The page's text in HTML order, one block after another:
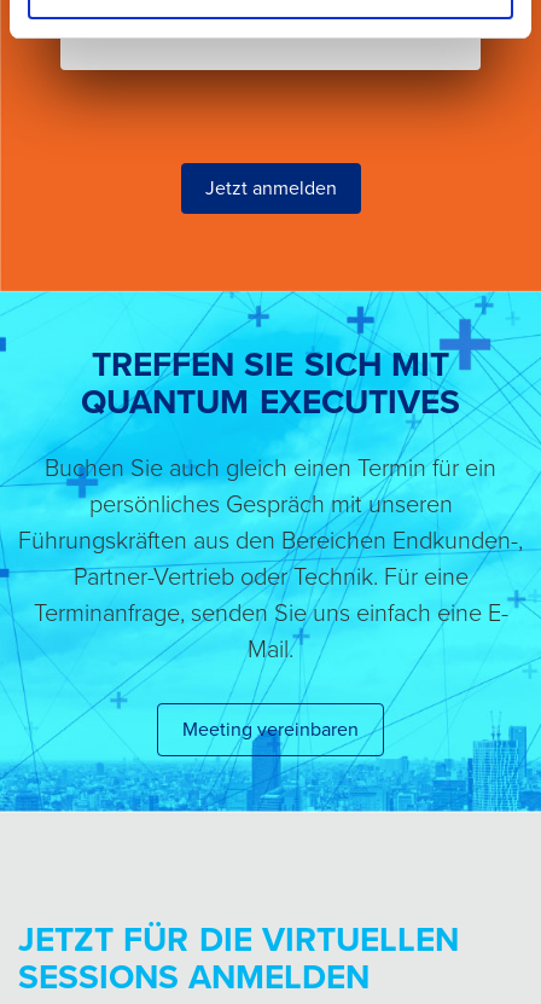
können.
Jetzt anmelden
TREFFEN SIE SICH MIT
QUANTUM EXECUTIVES
Buchen Sie auch gleich einen Termin für ein
persönliches Gespräch mit unseren
Führungskräften aus den Bereichen Endkunden-,
Partner-Vertrieb oder Technik. Für eine
Terminanfrage, senden Sie uns einfach eine E-
Mail.
Meeting vereinbaren
JETZT FÜR DIE VIRTUELLEN
SESSIONS ANMELDEN